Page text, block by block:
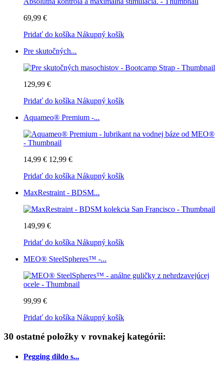
69,99 €
Pridať do košíka Nákupný košík
Pre skutočných...
129,99 €
Pridať do košíka Nákupný košík
Aquameo® Premium -...
14,99 € 12,99 €
Pridať do košíka Nákupný košík
MaxRestraint - BDSM...
149,99 €
Pridať do košíka Nákupný košík
MEO® SteelSpheres™ -...
99,99 €
Pridať do košíka Nákupný košík
30 ostatné položky v rovnakej kategórii:
Pegging dildo s...